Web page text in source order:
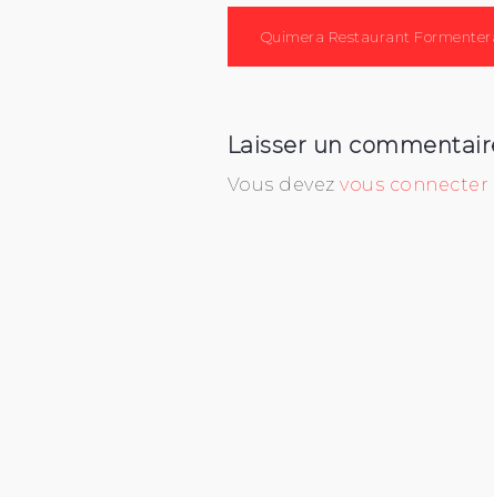
Navigation
de
Quimera Restaurant
Laisser un
Vous devez vous connecter